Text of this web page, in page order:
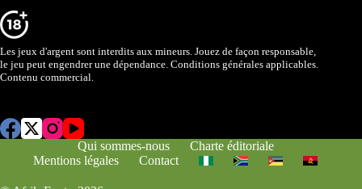
Les jeux d'argent sont interdits aux mineurs. Jouez de façon responsable,
le jeu peut engendrer une dépendance. Conditions générales applicables.
Contenu commercial.
Qui sommes-nous
Charte éditoriale
Mentions légales
Contact